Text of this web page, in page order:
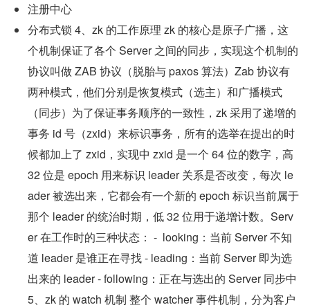
注册中心
分布式锁 4、zk 的工作原理 zk 的核心是原子广播，这
个机制保证了各个 Server 之间的同步，实现这个机制的
协议叫做 ZAB 协议（脱胎与 paxos 算法）Zab 协议有
两种模式，他们分别是恢复模式（选主）和广播模式
（同步）为了保证事务顺序的一致性，zk 采用了递增的
事务 id 号（zxid）来标识事务，所有的选举在提出的时
候都加上了 zxid，实现中 zxid 是一个 64 位的数字，高
32 位是 epoch 用来标识 leader 关系是否改变，每次 le
ader 被选出来，它都会有一个新的 epoch 标识当前属于
那个 leader 的统治时期，低 32 位用于递增计数。Serv
er 在工作时的三种状态： -  looking：当前 Server 不知
道 leader 是谁正在寻找 - leading：当前 Server 即为选
出来的 leader - following：正在与选出的 Server 同步中
5、zk 的 watch 机制 整个 watcher 事件机制，分为客户